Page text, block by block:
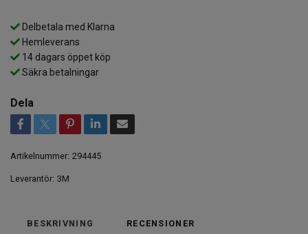
Delbetala med Klarna
Hemleverans
14 dagars öppet köp
Säkra betalningar
Dela
Artikelnummer: 294445
Leverantör: 3M
BESKRIVNING RECENSIONER